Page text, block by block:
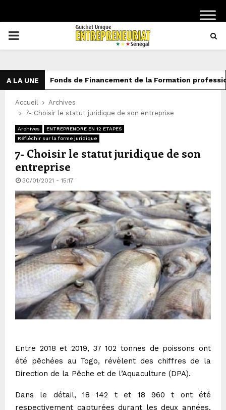
PRIMARY
A LA UNEFonds de Financement de la Formation
Accueil
Archives
7- Choisir le statut juridique de son entreprise
Archives
ENTREPRENDRE EN 12 ETAPES
Réfléchir sur la forme juridique
7- Choisir le statut juridique de son
entreprise
30/01/2021 - 15:17
Entre 2018 et 2019, 37 102 tonnes de poissons ont
été pêchées au Togo, révèlent des chiffres de la
Direction de la Pêche et de l’Aquaculture (DPA).
Dans le détail, 18 142 t et 18 960 t ont été
respectivement capturées durant les deux années,